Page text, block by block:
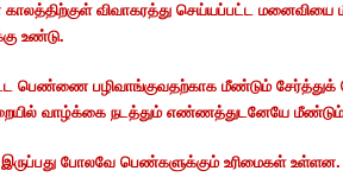
காலத்திற்குள் விவாகரத்து செய்யப்பட்ட
உண்டு.
பெண்ணை பழிவாங்குவதற்காக மீண்டும்
வாழ்க்கை நடத்தும் எண்ணத்துடனேயே
போலவே பெண்களுக்கும் உரிமைகள் உள்ளன.